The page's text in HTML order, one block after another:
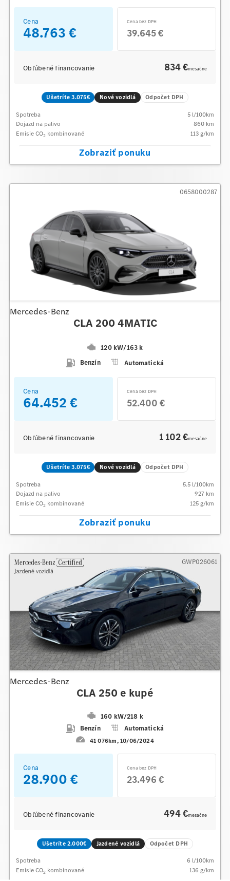
Cena
48.763 €
Cena bez DPH
39.645 €
Obľúbené financovanie 834 €mesačne
Ušetríte 3.075€ Nové vozidlá Odpočet DPH
Spotreba 5 l/100km
Dojazd na palivo
860 km
Emisie CO2 kombinované 113 g/km
Zobraziť ponuku
Mercedes-Benz
CLA 200 4MATIC
120 kW/163 k
Benzín
Automatická
0658000287
Cena
64.452 €
Cena bez DPH
52.400 €
Obľúbené financovanie 1 102 €mesačne
Ušetríte 3.075€ Nové vozidlá Odpočet DPH
Spotreba 5.5 l/100km
Dojazd na palivo
927 km
Emisie CO2 kombinované 125 g/km
Zobraziť ponuku
Mercedes-Benz
CLA 250 e kupé
160 kW/218 k
Benzín
Automatická
41 076km 10/06/2024
GWP026061
Cena
28.900 €
Cena bez DPH
23.496 €
Obľúbené financovanie 494 €mesačne
Ušetríte 2.000€ Jazdené vozidlá Odpočet DPH
Spotreba 6 l/100km
Emisie CO2 kombinované 136 g/km